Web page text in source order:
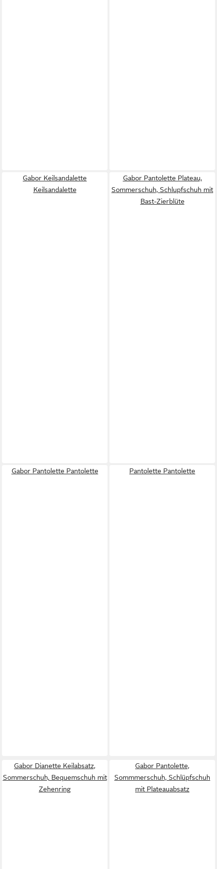
Gabor Keilsandalette
Keilsandalette
Gabor Pantolette Plateau,
Sommerschuh, Schlupfschuh mit
Bast-Zierblüte
Gabor Pantolette Pantolette Pantolette Pantolette
Gabor Dianette Keilabsatz,
Sommerschuh, Bequemschuh mit
Zehenring
Gabor Pantolette,
Sommmerschuh, Schlüpfschuh
mit Plateauabsatz